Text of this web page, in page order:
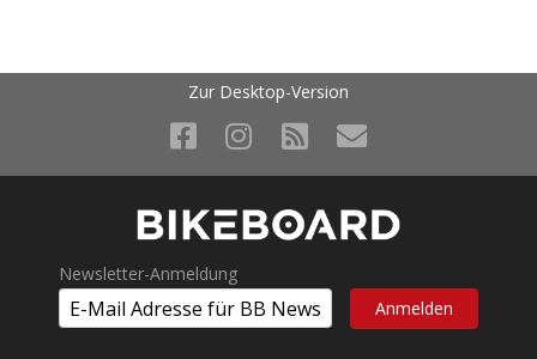
Zur Desktop-Version
Newsletter-Anmeldung